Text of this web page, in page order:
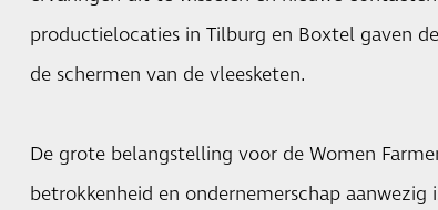
productielocaties in Tilburg en Boxtel gaven
de schermen van de vleesketen.
De grote belangstelling voor de Women
betrokkenheid en ondernemerschap